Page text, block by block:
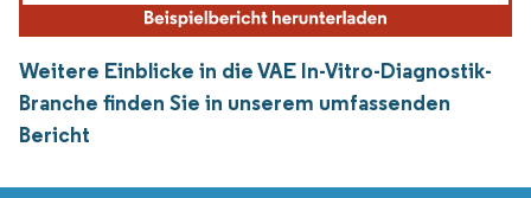
Weitere Einblicke in die VAE In-Vitro-Diagnostik-
Branche finden Sie in unserem umfassenden
Bericht